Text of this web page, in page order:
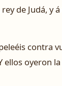
de Judá, y
contra
ellos oyeron